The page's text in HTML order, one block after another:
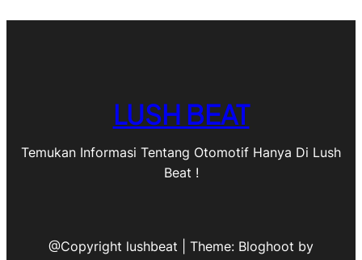
LUSH BEAT
Temukan Informasi Tentang Otomotif Hanya Di Lush
Beat !
@Copyright lushbeat | Theme: Bloghoot by